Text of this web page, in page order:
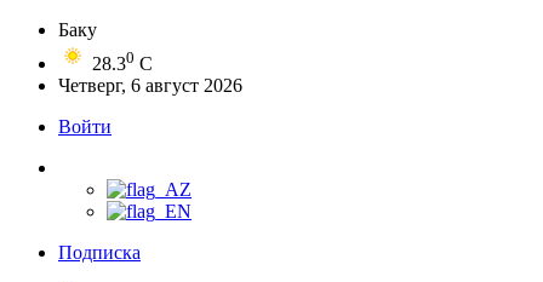
Баку
28.30 C
Четверг, 6 август 2026
Войти
Подписка